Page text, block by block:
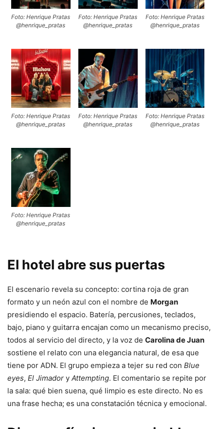
Foto: Henrique Pratas
@henrique_pratas
Foto: Henrique Pratas
@henrique_pratas
Foto: Henrique Pratas
@henrique_pratas
Foto: Henrique Pratas
@henrique_pratas
Foto: Henrique Pratas
@henrique_pratas
Foto: Henrique Pratas
@henrique_pratas
Foto: Henrique Pratas
@henrique_pratas
El hotel abre sus puertas
El escenario revela su concepto: cortina roja de gran
formato y un neón azul con el nombre de Morgan
presidiendo el espacio. Batería, percusiones, teclados,
bajo, piano y guitarra encajan como un mecanismo preciso,
todos al servicio del directo, y la voz de Carolina de Juan
sostiene el relato con una elegancia natural, de esa que
tiene por ADN. El grupo empieza a tejer su red con Blue
eyes, El Jimador y Attempting. El comentario se repite por
la sala: qué bien suena, qué limpio es este directo. No es
una frase hecha; es una constatación técnica y emocional.